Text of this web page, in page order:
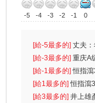
-5 -4 -3 -2 -1 0
[給-5最多的] 丈夫
先
[給-3最多的] 重庆A
[給-1最多的]恒指
無
[給1最多的]恒指瀉
[給3最多的] 井上雄